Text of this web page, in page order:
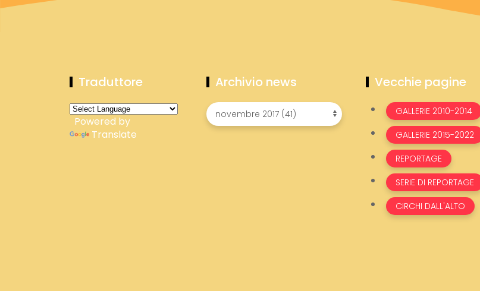
Traduttore
Powered by
Translate
Archivio news Vecchie pagine
GALLERIE 2010-2014
GALLERIE 2015-2022
REPORTAGE
SERIE DI REPORTAGE
CIRCHI DALL'ALTO